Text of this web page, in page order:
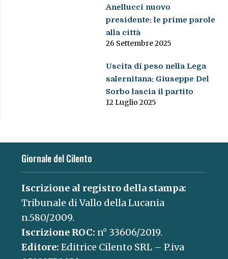
Anellucci nuovo
presidente: le prime parole
alla città
26 Settembre 2025
Uscita di peso nella Lega
salernitana: Giuseppe Del
Sorbo lascia il partito
12 Luglio 2025
Giornale del Cilento
Iscrizione al registro della stampa:
Tribunale di Vallo della Lucania
n.580/2009.
Iscrizione ROC: n° 33606/2019.
Editore: Editrice Cilento SRL – P.iva